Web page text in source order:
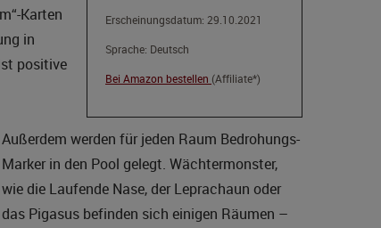
Erscheinungsdatum: 29.10.2021
Sprache: Deutsch
Bei Amazon bestellen (Affiliate*)
Karten
in
positive
Außerdem werden für jeden Raum Bedrohungs-
Marker in den Pool gelegt. Wächtermonster,
wie die Laufende Nase, der Leprachaun oder
das Pigasus befinden sich einigen Räumen –